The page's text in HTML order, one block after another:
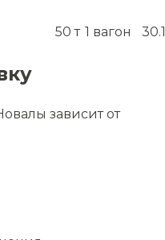
50 т 1 вагон
зависит от